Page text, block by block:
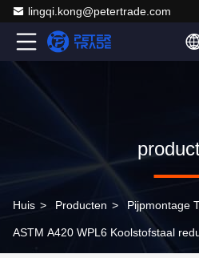
lingqi.kong@petertrade.com
Huis > Producten > Pijpmontage
ASTM A420 WPL6 Koolstofstaal